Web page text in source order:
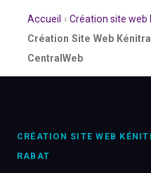
Accueil › Création site web
Création Site Web
CentralWeb
CRÉATION SITE WEB
RABAT